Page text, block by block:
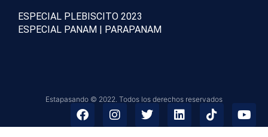
ESPECIAL PLEBISCITO 2023
ESPECIAL PANAM | PARAPANAM
Estapasando © 2022. Todos los derechos reservados